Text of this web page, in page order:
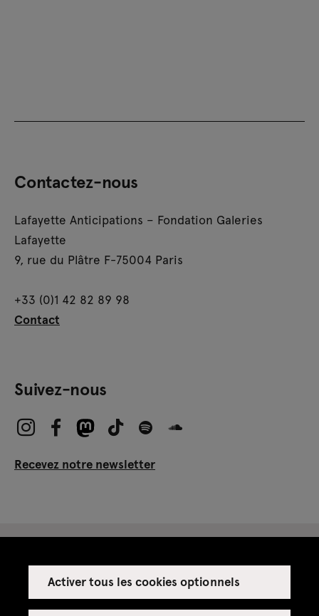
Activer tous les cookies optionnels
Contactez-nous
Lafayette Anticipations – Fondation Galeries
Lafayette
9, rue du Plâtre F-75004 Paris
+33 (0)1 42 82 89 98
Contact
Suivez-nous
Recevez notre newsletter
Espace presse
Espace enseignant·es